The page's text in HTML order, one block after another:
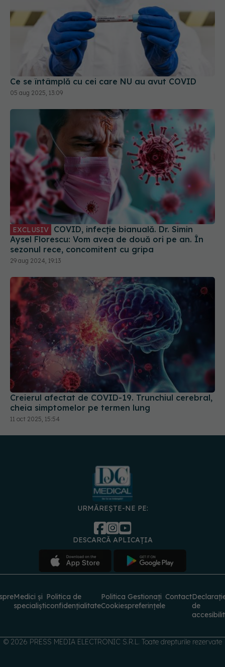
Ce se întâmplă cu cei care NU au avut COVID
05 aug 2025, 13:09
EXCLUSIV
Aysel Florescu: Vom avea de două ori pe an. În
sezonul rece, concomitent cu gripa
29 aug 2024, 19:13
Creierul afectat de COVID-19. Trunchiul cerebral,
cheia simptomelor pe termen lung
11 oct 2025, 15:54
URMĂREȘTE-NE PE:
DESCARCĂ APLICAȚIA
Medici și
specialiști
Politica de
confidențialitate
Politica
Cookies
Gestionați
preferințele
Contact
de
© 2026 PRESS MEDIA ELECTRONIC S.R.L. Toate drepturile rezervate